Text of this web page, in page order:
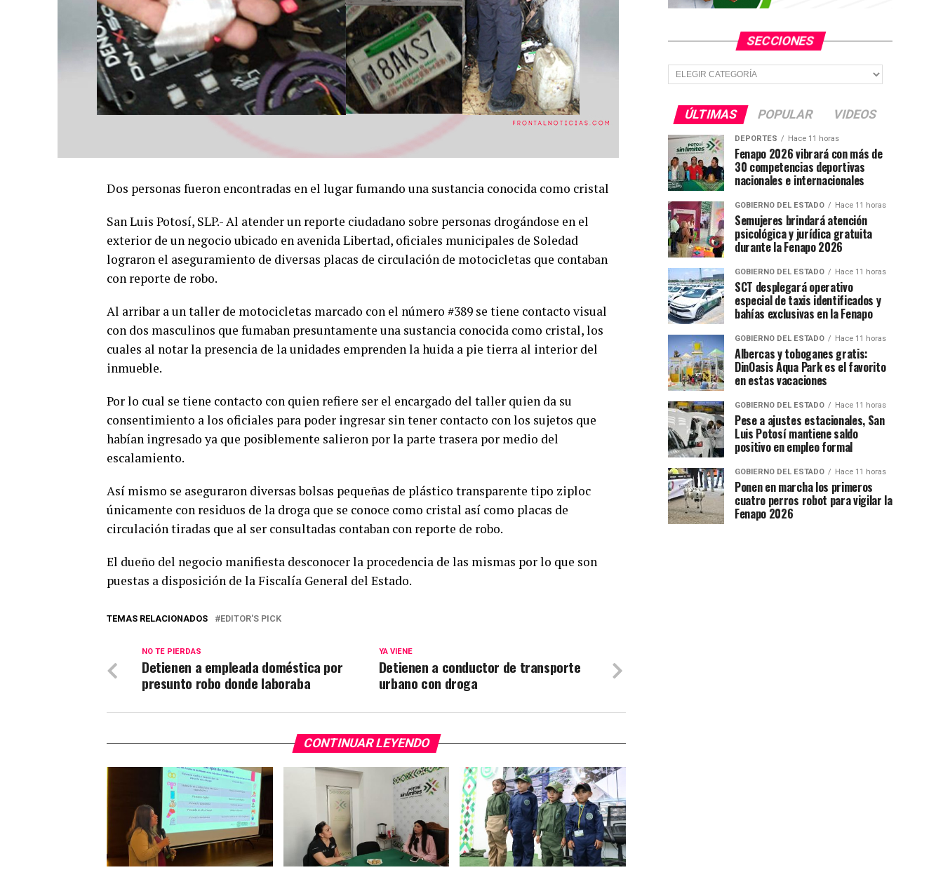
Dos personas fueron encontradas en el lugar fumando una sustancia conocida como cristal
San Luis Potosí, SLP.- Al atender un reporte ciudadano sobre personas drogándose en el
exterior de un negocio ubicado en avenida Libertad, oficiales municipales de Soledad
lograron el aseguramiento de diversas placas de circulación de motocicletas que contaban
con reporte de robo.
Al arribar a un taller de motocicletas marcado con el número #389 se tiene contacto visual
con dos masculinos que fumaban presuntamente una sustancia conocida como cristal, los
cuales al notar la presencia de la unidades emprenden la huida a pie tierra al interior del
inmueble.
Por lo cual se tiene contacto con quien refiere ser el encargado del taller quien da su
consentimiento a los oficiales para poder ingresar sin tener contacto con los sujetos que
habían ingresado ya que posiblemente salieron por la parte trasera por medio del
escalamiento.
Así mismo se aseguraron diversas bolsas pequeñas de plástico transparente tipo ziploc
únicamente con residuos de la droga que se conoce como cristal así como placas de
circulación tiradas que al ser consultadas contaban con reporte de robo.
El dueño del negocio manifiesta desconocer la procedencia de las mismas por lo que son
puestas a disposición de la Fiscalía General del Estado.
TEMAS RELACIONADOS EDITOR'S PICK
YA VIENE
Detienen a conductor de transporte
urbano con droga
NO TE PIERDAS
Detienen a empleada doméstica por
presunto robo donde laboraba
CONTINUAR LEYENDO
SECCIONES
Secciones
ÚLTIMAS POPULAR VIDEOS
DEPORTES Hace 11 horas
Fenapo 2026 vibrará con más de
30 competencias deportivas
nacionales e internacionales
GOBIERNO DEL ESTADO Hace 11 horas
Semujeres brindará atención
psicológica y jurídica gratuita
durante la Fenapo 2026
GOBIERNO DEL ESTADO Hace 11 horas
SCT desplegará operativo
especial de taxis identificados y
bahías exclusivas en la Fenapo
GOBIERNO DEL ESTADO Hace 11 horas
Albercas y toboganes gratis:
DinOasis Aqua Park es el favorito
en estas vacaciones
GOBIERNO DEL ESTADO Hace 11 horas
Pese a ajustes estacionales, San
Luis Potosí mantiene saldo
positivo en empleo formal
GOBIERNO DEL ESTADO Hace 11 horas
Ponen en marcha los primeros
cuatro perros robot para vigilar la
Fenapo 2026